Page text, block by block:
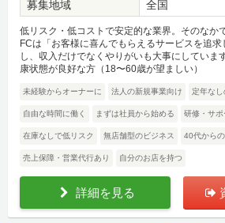
募集地域
全国
低リスク・低コストで安定的な業界。そのなか
FCは「お客様に喜んでもらえるサービスを追
し、収入だけでなくやりがいも大事にしてい
康状態が良好な方（18〜60歳が望ましい）
未経験からオーナーに 法人の新規事業向け 定年なし
自由な時間に働く まずは社員から始める 研修・サ
在庫なしで低リスク 無店舗型のビジネス 40代から
売上保障・営業代行あり 自分のお店を持つ
詳細を見る